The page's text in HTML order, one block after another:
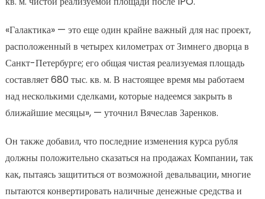
«Галактика» — это еще один крайне важный для нас проект,
расположенный в четырех километрах от Зимнего дворца в
Санкт-Петербурге; его общая чистая реализуемая площадь
составляет 680 тыс. кв. м. В настоящее время мы работаем
над несколькими сделками, которые надеемся закрыть в
ближайшие месяцы», — уточнил Вячеслав Заренков.
Он также добавил, что последние изменения курса рубля
должны положительно сказаться на продажах Компании, так
как, пытаясь защититься от возможной девальвации, многие
пытаются конвертировать наличные денежные средства и